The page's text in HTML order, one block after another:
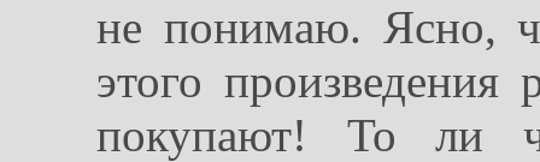
не понимаю. Ясно,
этого
покупают! То ли